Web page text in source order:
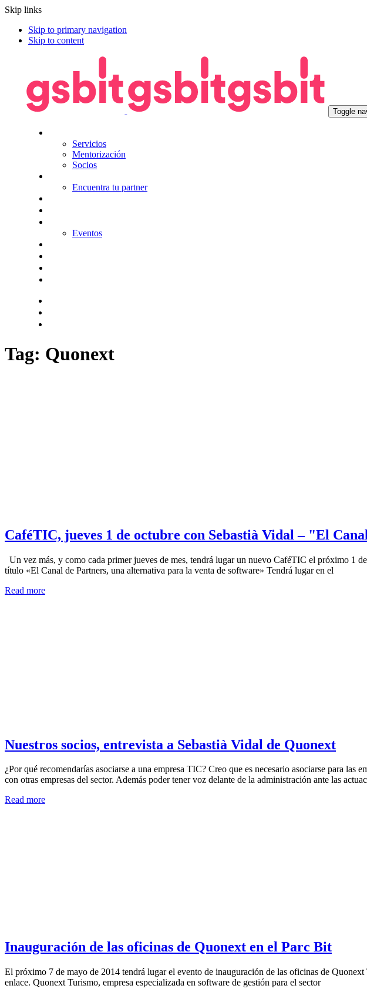
Skip links
Skip to primary navigation
Skip to content
Toggle
Servicios
Mentorización
Socios
Encuentra tu partner
Eventos
Tag: Quonext
CaféTIC, jueves 1 de octubre con Sebastià Vidal – "El
Un vez más, y como cada primer jueves de mes, tendrá lugar un nuevo CaféTIC el próximo 1
título «El Canal de Partners, una alternativa para la venta de software» Tendrá lugar en el
Read more
Nuestros socios, entrevista a Sebastià Vidal de Quonext
¿Por qué recomendarías asociarse a una empresa TIC? Creo que es necesario asociarse para
con otras empresas del sector. Además poder tener voz delante de la administración ante las
Read more
Inauguración de las oficinas de Quonext en el Parc Bit
El próximo 7 de mayo de 2014 tendrá lugar el evento de inauguración de las oficinas de
enlace. Quonext Turismo, empresa especializada en software de gestión para el sector